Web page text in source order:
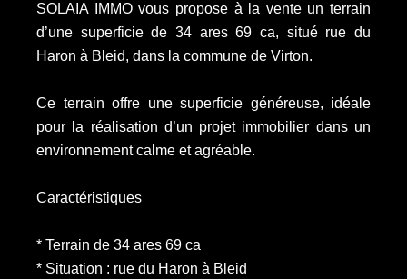
SOLAIA IMMO vous propose à la vente un terrain
d’une superficie de 34 ares 69 ca, situé rue du
Haron à Bleid, dans la commune de Virton.
Ce terrain offre une superficie généreuse, idéale
pour la réalisation d’un projet immobilier dans un
environnement calme et agréable.
Caractéristiques
* Terrain de 34 ares 69 ca
* Situation : rue du Haron à Bleid